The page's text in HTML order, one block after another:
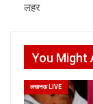
लहर
You Might
लखनऊ LIVE